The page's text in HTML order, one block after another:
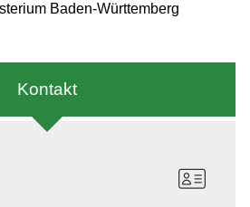
Baden-Württemberg
Kontakt